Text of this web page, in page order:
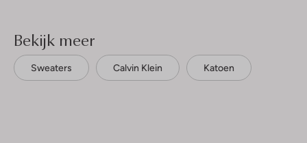
Bekijk meer
Sweaters Calvin Klein Katoen